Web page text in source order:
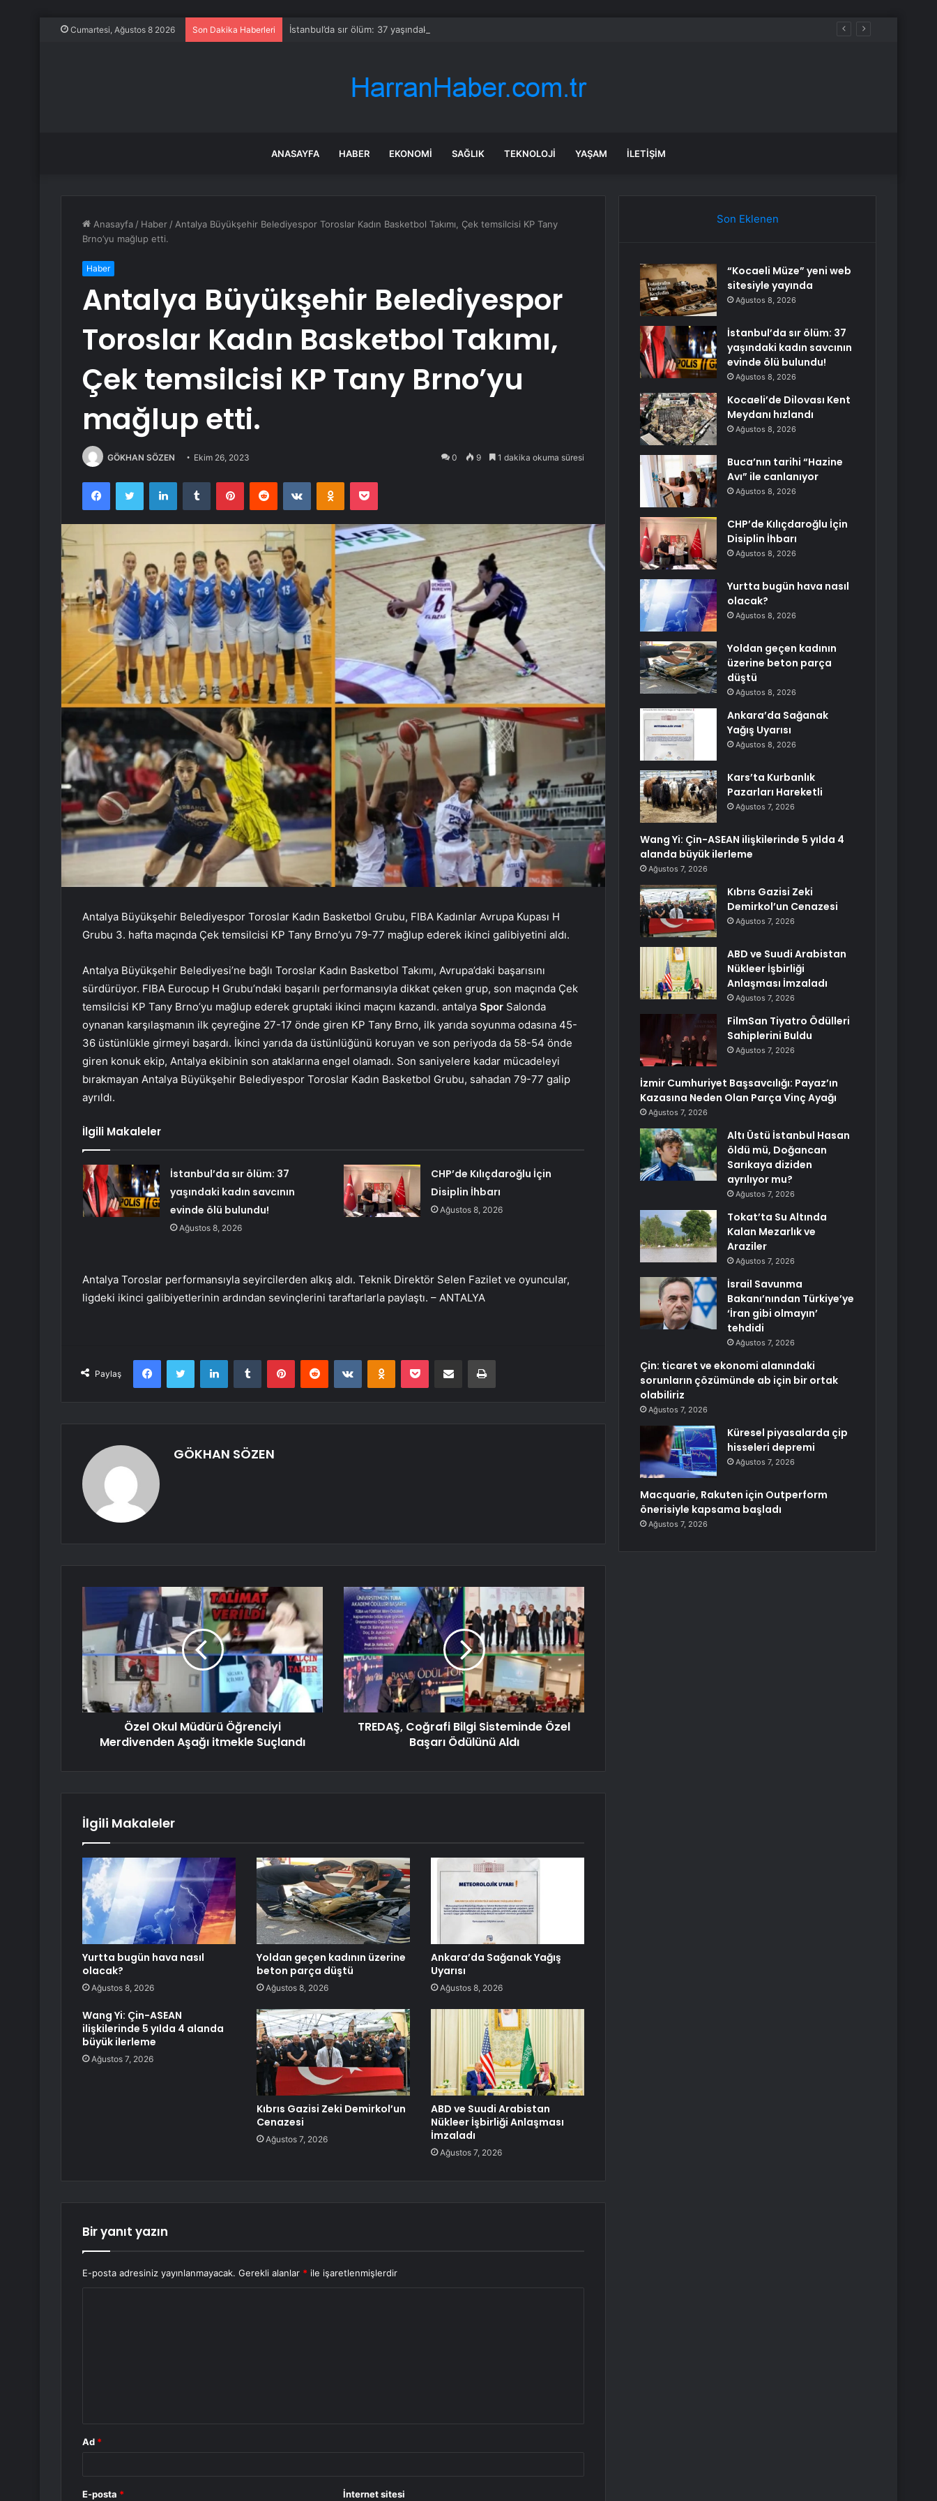
Cumartesi, Ağustos 8 2026 Son Dakika Haberleri İstanbul’da sır ölüm: 37 yaşındaki kadın savcının evinde ölü bulundu!
ANASAYFA HABER EKONOMI SAĞLIK TEKNOLOJI YAŞAM İLETIŞIM
Anasayfa / Haber / Antalya Büyükşehir Belediyespor Toroslar Kadın Basketbol Takımı, Çek temsilcisi KP Tany
Brno’yu mağlup etti.
Haber
Antalya Büyükşehir Belediyespor
Toroslar Kadın Basketbol Takımı,
Çek temsilcisi KP Tany Brno’yu
mağlup etti.
GÖKHAN SÖZEN Ekim 26, 2023 0 9 1 dakika okuma süresi
FacebookTwitter LinkedInTumblr PinterestReddit VKontakteOdnoklassniki
Pocket
Antalya Büyükşehir Belediyespor Toroslar Kadın Basketbol Grubu, FIBA ​​Kadınlar Avrupa Kupası H
Grubu 3. hafta maçında Çek temsilcisi KP Tany Brno’yu 79-77 mağlup ederek ikinci galibiyetini aldı.
Antalya Büyükşehir Belediyesi’ne bağlı Toroslar Kadın Basketbol Takımı, Avrupa’daki başarısını
sürdürüyor. FIBA Eurocup H Grubu’ndaki başarılı performansıyla dikkat çeken grup, son maçında Çek
temsilcisi KP Tany Brno’yu mağlup ederek gruptaki ikinci maçını kazandı. antalya Spor Salonda
oynanan karşılaşmanın ilk çeyreğine 27-17 önde giren KP Tany Brno, ilk yarıda soyunma odasına 45-
36 üstünlükle girmeyi başardı. İkinci yarıda da üstünlüğünü koruyan ve son periyoda da 58-54 önde
giren konuk ekip, Antalya ekibinin son ataklarına engel olamadı. Son saniyelere kadar mücadeleyi
bırakmayan Antalya Büyükşehir Belediyespor Toroslar Kadın Basketbol Grubu, sahadan 79-77 galip
ayrıldı.
İlgili Makaleler
İstanbul’da sır ölüm: 37
yaşındaki kadın savcının
evinde ölü bulundu!
Ağustos 8, 2026
CHP’de Kılıçdaroğlu İçin
Disiplin İhbarı
Ağustos 8, 2026
Antalya Toroslar performansıyla seyircilerden alkış aldı. Teknik Direktör Selen Fazilet ve oyuncular,
ligdeki ikinci galibiyetlerinin ardından sevinçlerini taraftarlarla paylaştı. – ANTALYA
Paylaş
FacebookTwitter LinkedInTumblr PinterestReddit VKontakteOdnoklassniki
Pocket E-Posta ile paylaş Yazdır
GÖKHAN SÖZEN
Özel Okul Müdürü Öğrenciyi
Merdivenden Aşağı itmekle Suçlandı
TREDAŞ, Coğrafi Bilgi Sisteminde Özel
Başarı Ödülünü Aldı
İlgili Makaleler
Yurtta bugün hava nasıl
olacak?
Ağustos 8, 2026
Yoldan geçen kadının üzerine
beton parça düştü
Ağustos 8, 2026
Ankara’da Sağanak Yağış
Uyarısı
Ağustos 8, 2026
Wang Yi: Çin-ASEAN
ilişkilerinde 5 yılda 4 alanda
büyük ilerleme
Ağustos 7, 2026
Kıbrıs Gazisi Zeki Demirkol’un
Cenazesi
Ağustos 7, 2026
ABD ve Suudi Arabistan
Nükleer İşbirliği Anlaşması
İmzaladı
Ağustos 7, 2026
Bir yanıt yazın
E-posta adresiniz yayınlanmayacak. Gerekli alanlar * ile işaretlenmişlerdir
Ad *
E-posta * İnternet sitesi
Son Eklenen
“Kocaeli Müze” yeni web
sitesiyle yayında
Ağustos 8, 2026
İstanbul’da sır ölüm: 37
yaşındaki kadın savcının
evinde ölü bulundu!
Ağustos 8, 2026
Kocaeli’de Dilovası Kent
Meydanı hızlandı
Ağustos 8, 2026
Buca’nın tarihi “Hazine
Avı” ile canlanıyor
Ağustos 8, 2026
CHP’de Kılıçdaroğlu İçin
Disiplin İhbarı
Ağustos 8, 2026
Yurtta bugün hava nasıl
olacak?
Ağustos 8, 2026
Yoldan geçen kadının
üzerine beton parça
düştü
Ağustos 8, 2026
Ankara’da Sağanak
Yağış Uyarısı
Ağustos 8, 2026
Kars’ta Kurbanlık
Pazarları Hareketli
Ağustos 7, 2026
Wang Yi: Çin-ASEAN ilişkilerinde 5 yılda 4
alanda büyük ilerleme
Ağustos 7, 2026
Kıbrıs Gazisi Zeki
Demirkol’un Cenazesi
Ağustos 7, 2026
ABD ve Suudi Arabistan
Nükleer İşbirliği
Anlaşması İmzaladı
Ağustos 7, 2026
FilmSan Tiyatro Ödülleri
Sahiplerini Buldu
Ağustos 7, 2026
İzmir Cumhuriyet Başsavcılığı: Payaz’ın
Kazasına Neden Olan Parça Vinç Ayağı
Ağustos 7, 2026
Altı Üstü İstanbul Hasan
öldü mü, Doğancan
Sarıkaya diziden
ayrılıyor mu?
Ağustos 7, 2026
Tokat’ta Su Altında
Kalan Mezarlık ve
Araziler
Ağustos 7, 2026
İsrail Savunma
Bakanı’nından Türkiye’ye
‘İran gibi olmayın’
tehdidi
Ağustos 7, 2026
Çin: ticaret ve ekonomi alanındaki
sorunların çözümünde ab için bir ortak
olabiliriz
Ağustos 7, 2026
Küresel piyasalarda çip
hisseleri depremi
Ağustos 7, 2026
Macquarie, Rakuten için Outperform
önerisiyle kapsama başladı
Ağustos 7, 2026